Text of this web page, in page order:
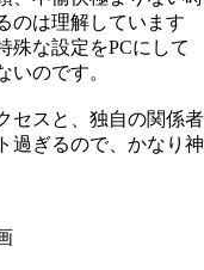
のは理解しています
な設定をPCにして
いのです。
セスと、独自の関係者
過ぎるので、かなり神